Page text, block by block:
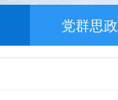
党群思政